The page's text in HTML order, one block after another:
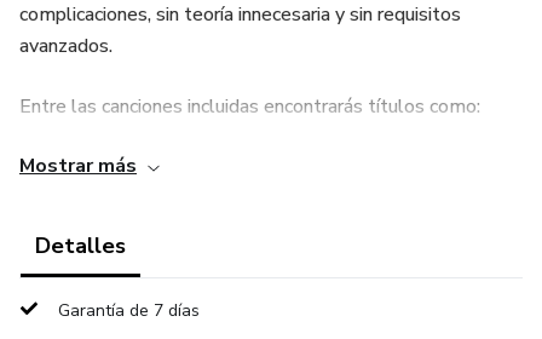
complicaciones, sin teoría innecesaria y sin requisitos
avanzados.
Entre las canciones incluidas encontrarás títulos como:
Come Together, Lucy in the Sky with Diamonds, Ob-La-Di
Yourself, And Your Bird Can Sing, If I Needed Someone, For
Back, Do You Want to Know a Secret, This Boy, Rocky
Mostrar más
Detalles
Garantía de 7 días